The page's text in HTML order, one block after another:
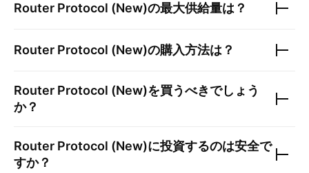
Router Protocol (New)の最大供給量は？
Router Protocol (New)の購入方法は？
Router Protocol (New)を買うべきでしょう
か？
Router Protocol (New)に投資するのは安全で
すか？